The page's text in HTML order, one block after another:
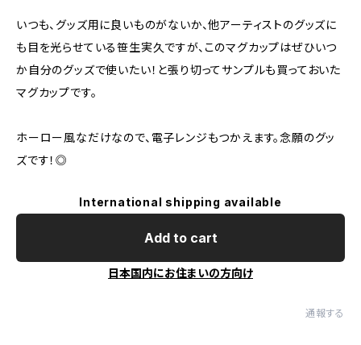
いつも、グッズ用に良いものがないか、他アーティストのグッズに
も目を光らせている笹生実久ですが、このマグカップはぜひいつ
か自分のグッズで使いたい！と張り切ってサンプルも買っておいた
マグカップです。
ホーロー風なだけなので、電子レンジもつかえます。念願のグッ
ズです！◎
International shipping available
Add to cart
日本国内にお住まいの方向け
通報する